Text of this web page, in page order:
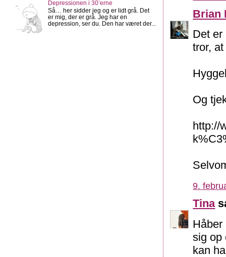
Brian
Det er
tror,
Og
http://
9.
Tina
sig op
kan
Depressionen i 30’erne
Så… her sidder jeg og er lidt grå. Det
er mig, der er grå. Jeg har en
depression, ser du. Den har været der...